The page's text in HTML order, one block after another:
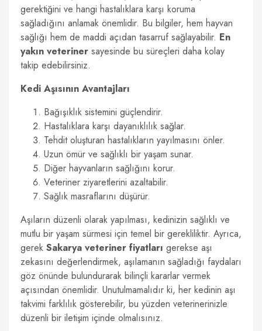
gerektiğini ve hangi hastalıklara karşı koruma
sağladığını anlamak önemlidir. Bu bilgiler, hem hayvan
sağlığı hem de maddi açıdan tasarruf sağlayabilir. En
yakın veteriner sayesinde bu süreçleri daha kolay
takip edebilirsiniz.
Kedi Aşısının Avantajları
Bağışıklık sistemini güçlendirir.
Hastalıklara karşı dayanıklılık sağlar.
Tehdit oluşturan hastalıkların yayılmasını önler.
Uzun ömür ve sağlıklı bir yaşam sunar.
Diğer hayvanların sağlığını korur.
Veteriner ziyaretlerini azaltabilir.
Sağlık masraflarını düşürür.
Aşıların düzenli olarak yapılması, kedinizin sağlıklı ve
mutlu bir yaşam sürmesi için temel bir gerekliliktir. Ayrıca,
gerek Sakarya veteriner fiyatları gerekse aşı
zekasını değerlendirmek, aşılamanın sağladığı faydaları
göz önünde bulundurarak bilinçli kararlar vermek
açısından önemlidir. Unutulmamalıdır ki, her kedinin aşı
takvimi farklılık gösterebilir, bu yüzden veterinerinizle
düzenli bir iletişim içinde olmalısınız.